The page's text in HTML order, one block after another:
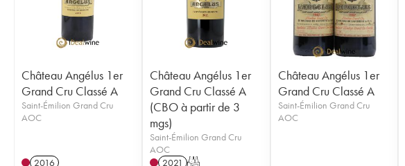
Château Angélus 1er
Grand Cru Classé A
Saint-Émilion Grand Cru
AOC
2016
Château Angélus 1er
Grand Cru Classé A
(CBO à partir de 3
mgs)
Saint-Émilion Grand Cru
AOC
2021 T
Château Angélus 1er
Grand Cru Classé A
Saint-Émilion Grand Cru
AOC